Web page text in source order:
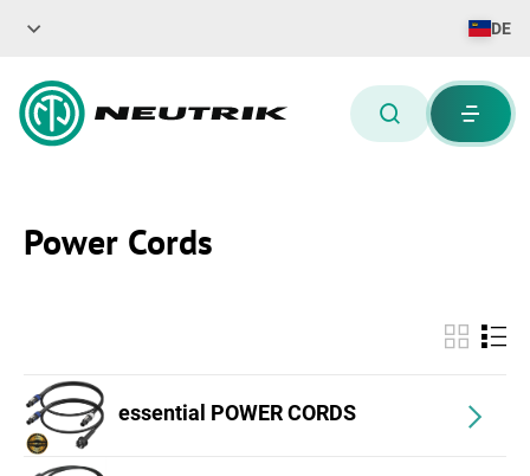
DE
Power Cords
essential POWER CORDS